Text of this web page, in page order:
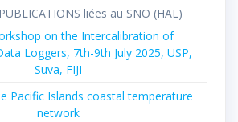
liées au SNO (HAL)
on the Intercalibration of
Loggers, 7th-9th July 2025, USP,
Suva, FIJI
Pacific Islands coastal temperature
network